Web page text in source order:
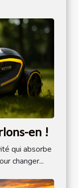
en !
qui absorbe
changer...